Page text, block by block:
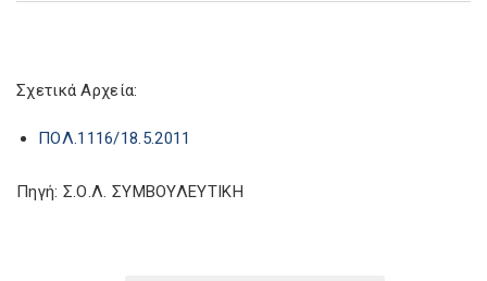
Σχετικά Αρχεία:
ΠΟΛ.1116/18.5.2011
Πηγή: Σ.Ο.Λ. ΣΥΜΒΟΥΛΕΥΤΙΚΗ